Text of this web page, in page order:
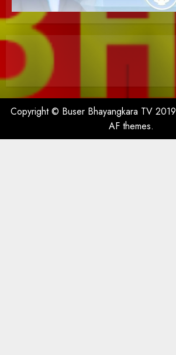
Copyright © Buser Bhayangkara TV 2019
AF themes.